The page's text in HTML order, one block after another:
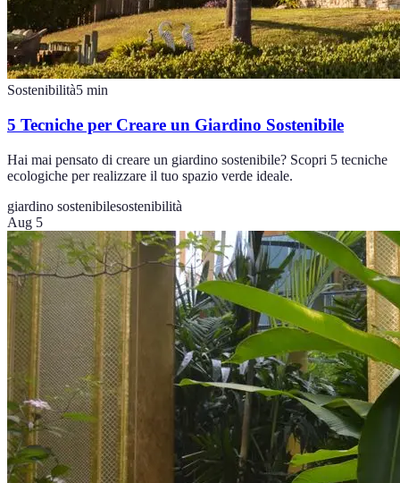
Sostenibilità5 min
5 Tecniche per Creare un Giardino Sostenibile
Hai mai pensato di creare un giardino sostenibile? Scopri 5 tecniche
ecologiche per realizzare il tuo spazio verde ideale.
giardino sostenibilesostenibilità
Aug 5